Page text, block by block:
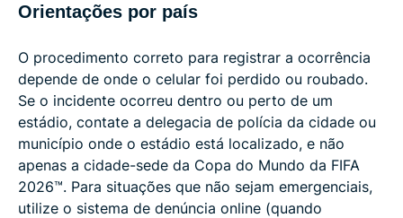
Orientações por país
O procedimento correto para registrar a ocorrência
depende de onde o celular foi perdido ou roubado.
Se o incidente ocorreu dentro ou perto de um
estádio, contate a delegacia de polícia da cidade ou
município onde o estádio está localizado, e não
apenas a cidade-sede da Copa do Mundo da FIFA
2026™. Para situações que não sejam emergenciais,
utilize o sistema de denúncia online (quando